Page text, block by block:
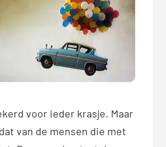
voor ieder krasje. Maar
van de mensen die met